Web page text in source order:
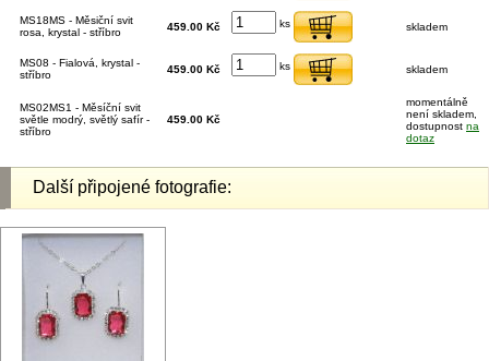
MS18MS - Měsiční svit
rosa, krystal - stříbro
459.00 Kč ks skladem
MS08 - Fialová, krystal -
stříbro
459.00 Kč ks skladem
MS02MS1 - Měsíční svit
světle modrý, světlý safír -
stříbro
459.00 Kč
momentálně
není skladem,
dostupnost na
dotaz
Další připojené fotografie: